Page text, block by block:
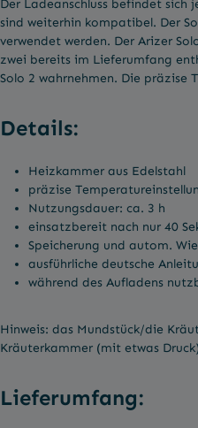
Der Ladeanschluss befindet sich
sind weiterhin kompatibel. Der
verwendet werden. Der Arizer
zwei bereits im Lieferumfang
Solo 2 wahrnehmen. Die präzise
Details:
Heizkammer aus Edelstahl
präzise
Nutzungsdauer: ca. 3 h
einsatzbereit nach nur 40
Speicherung und autom.
ausführliche deutsche
während des Aufladens
Hinweis: das Mundstück/die
Kräuterkammer (mit etwas
Lieferumfang: